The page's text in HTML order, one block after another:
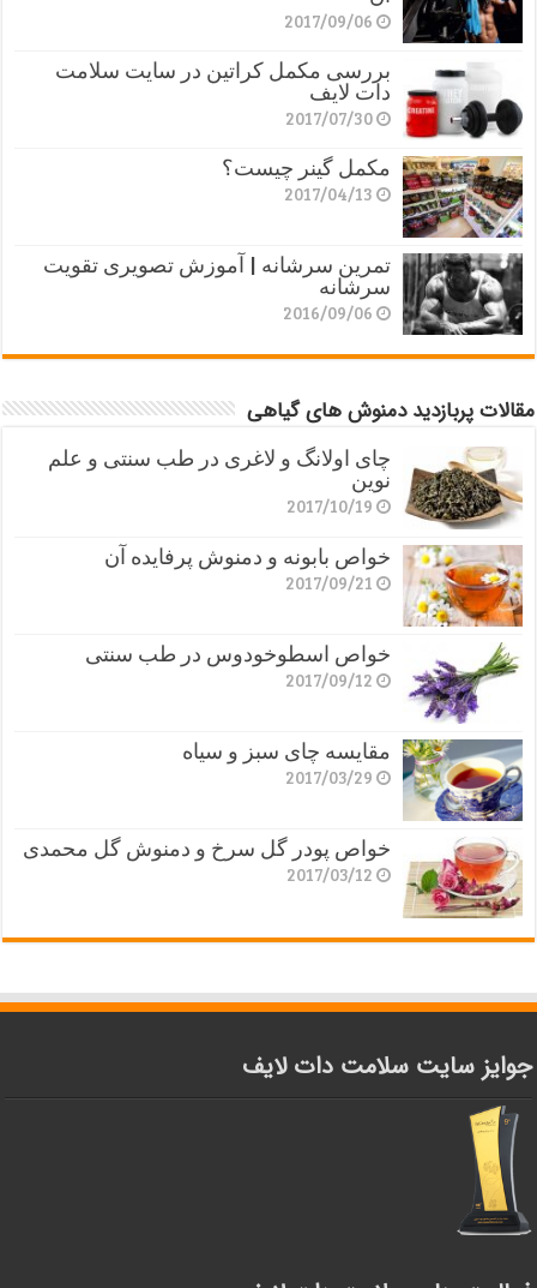
2017/09/06
بررسی مکمل کراتین در سایت سلامت
دات لایف
2017/07/30
مکمل گینر چیست؟
2017/04/13
تمرین سرشانه | آموزش تصویری تقویت
سرشانه
2016/09/06
مقالات پربازدید دمنوش های گیاهی
چای اولانگ و لاغری در طب سنتی و علم
نوین
2017/10/19
خواص بابونه و دمنوش پرفایده آن
2017/09/21
خواص اسطوخودوس در طب سنتی
2017/09/12
مقایسه چای سبز و سیاه
2017/03/29
خواص پودر گل سرخ و دمنوش گل محمدی
2017/03/12
جوایز سایت سلامت دات لایف